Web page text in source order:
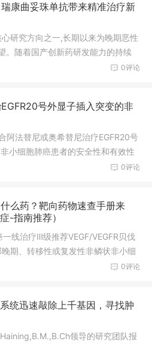
康曲妥珠单抗带来精准治疗新
研究方向之一,长期以来为晚期恶性
。随着国产创新药研发能力的持续
物(ADC)不断实现突破,瑞康曲妥珠
值。 2025年9月17日,据国家药品监
0评论
号外显子插入突变的非
阿法替尼或奥希替尼治疗EGFR20号
小细胞肺癌患者的安全性和有效性
的非小细胞肺癌患者，请将报告发
向药JMT-101临床试验招募进行中
癌，占85%左右，如果患者被诊断
烟的患者，我们推荐做基因检测。
0评论
么药？靶向药物速查手册来
-指南推荐）
线治疗Ⅲ级推荐VEGF/VEGFR贝伐
期、转移性或复发性非鳞状非小细
抗2014是转移性非小细胞肺癌抗癌
况进行选择，或咨询医学部()获取指
匹配合适的临床试验项目。Ⅳ期RO
Ⅰ级推荐，二线治疗寡进展或脑转移
0评论
统迅速敲除上千基因，寻找肿
领导的研究团队报